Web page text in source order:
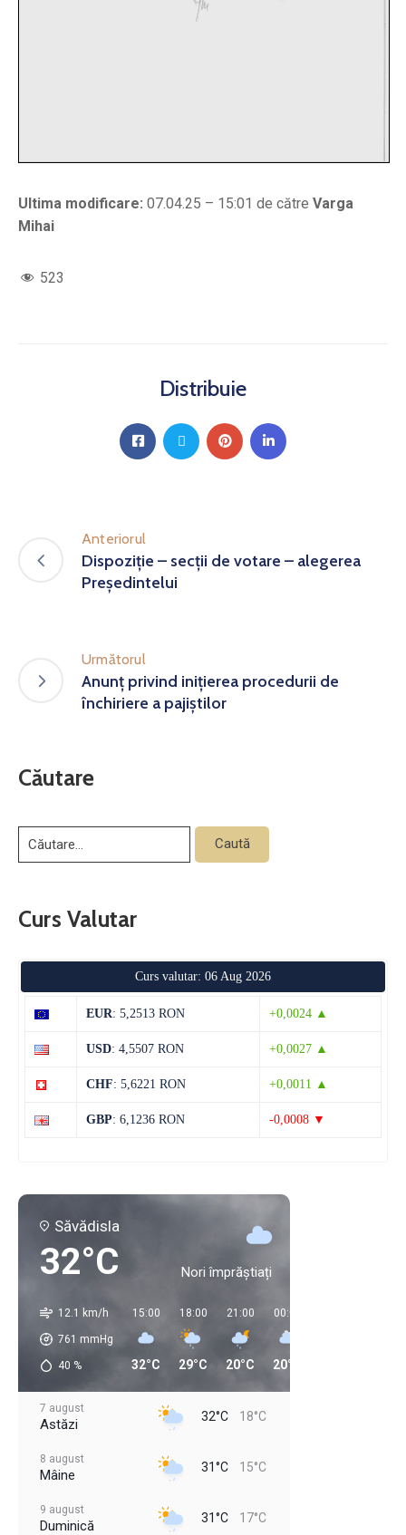
Ultima modificare: 07.04.25 – 15:01 de către Varga
Mihai
523
Distribuie
Anteriorul
Dispoziție – secții de votare – alegerea
Președintelui
Următorul
Anunț privind inițierea procedurii de
închiriere a pajiștilor
Căutare
Curs Valutar
Curs valutar: 06 Aug 2026
EUR: 5,2513 RON +0,0024 ▲
USD: 4,5507 RON +0,0027 ▲
CHF: 5,6221 RON +0,0011 ▲
GBP: 6,1236 RON -0,0008 ▼
Săvădisla
32°C Nori împrăștiați
12.1 km/h
761 mmHg
40 %
15:00
32°C
18:00
29°C
21:00
20°C
00:00
20°C
7 august
Astăzi 32°C 18°C
8 august
Mâine 31°C 15°C
9 august
Duminică 31°C 17°C